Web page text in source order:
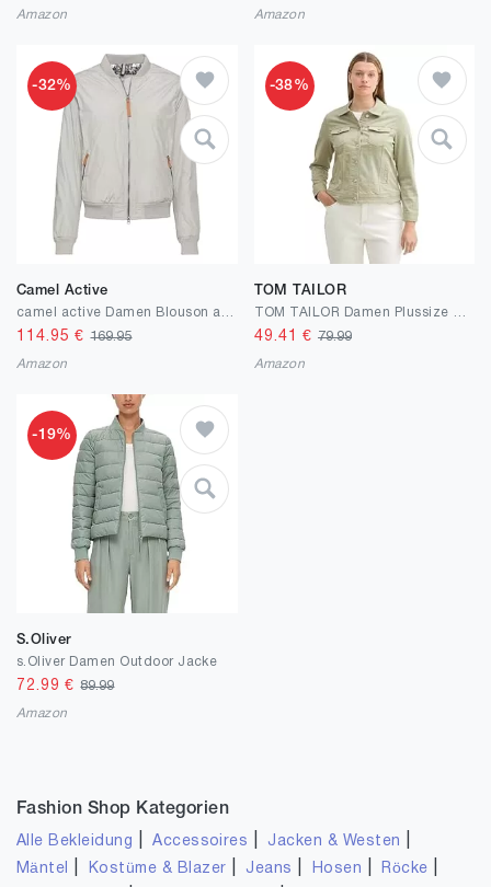
Amazon Amazon
-32%
Camel Active
114.95 €169.95
Amazon
-38%
TOM TAILOR
49.41 € 79.99
Amazon
-19%
S.Oliver
s.Oliver Damen Outdoor Jacke
72.99 €89.99
Amazon
Fashion Shop Kategorien
Alle Bekleidung |Accessoires Jacken & Westen
Mäntel Kostüme & Blazer Jeans Hosen Röcke